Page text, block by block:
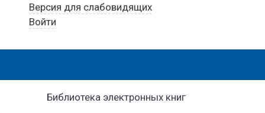
Версия для слабовидящих
Войти
Библиотека электронных книг